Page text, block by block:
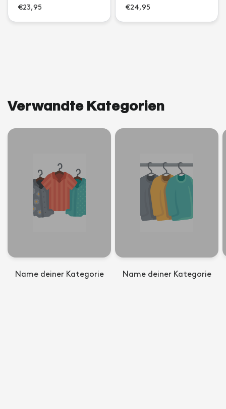
€23,95 €24,95
Verwandte Kategorien
Name deiner Kategorie Name deiner Kategorie